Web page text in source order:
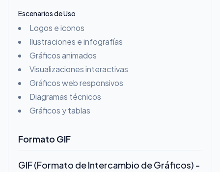
Escenarios de Uso
Logos e iconos
Ilustraciones e infografías
Gráficos animados
Visualizaciones interactivas
Gráficos web responsivos
Diagramas técnicos
Gráficos y tablas
Formato GIF
GIF (Formato de Intercambio de Gráficos) -